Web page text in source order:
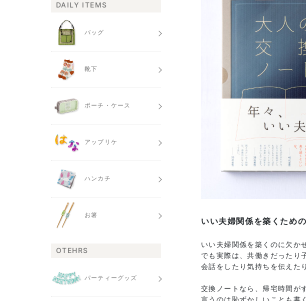
いい夫婦関係を築くため
いい夫婦関係を築くのに欠か
でも実際は、共働きだったり
会話をしたり気持ちを伝えた
交換ノートなら、帰宅時間が
言うのは恥ずかしいことも書
DAILY ITEMS
バッグ
靴下
ポーチ・ケース
アップリケ
ハンカチ
お箸
OTEHRS
パーティーグッズ